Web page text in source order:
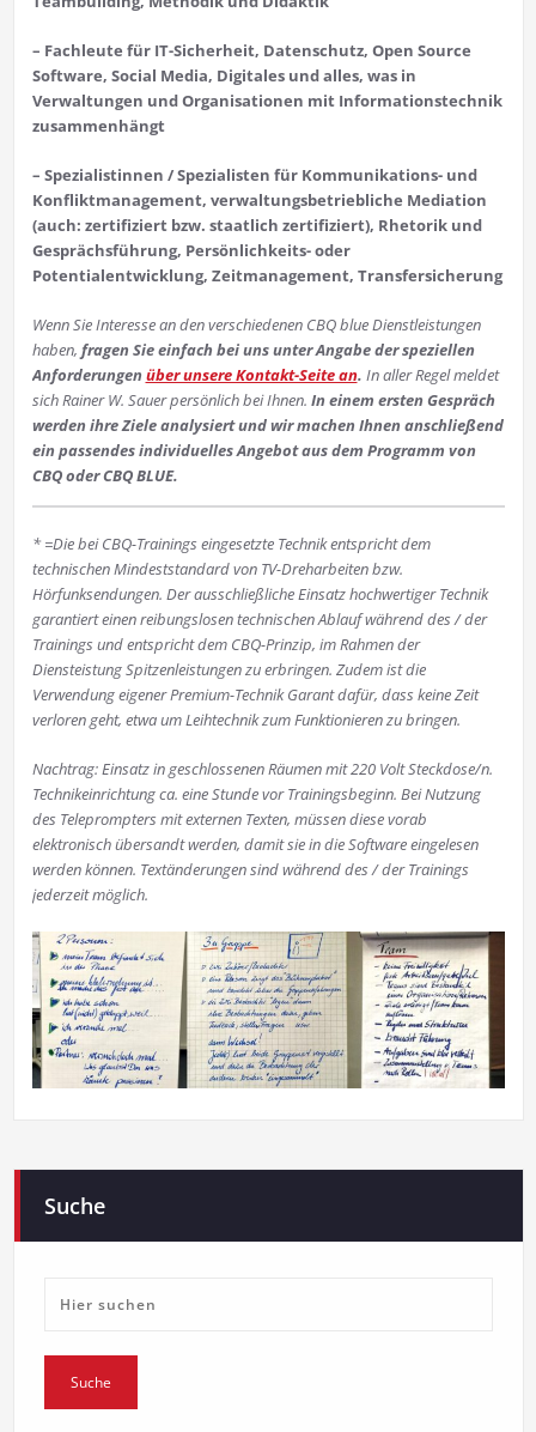
– Fachleute für IT-Sicherheit, Datenschutz, Open Source
Software, Social Media, Digitales und alles, was in
Verwaltungen und Organisationen mit Informationstechnik
zusammenhängt
– Spezialistinnen / Spezialisten für Kommunikations- und
Konfliktmanagement, verwaltungsbetriebliche Mediation
(auch: zertifiziert bzw. staatlich zertifiziert), Rhetorik und
Gesprächsführung, Persönlichkeits- oder
Potentialentwicklung, Zeitmanagement, Transfersicherung
Wenn Sie Interesse an den verschiedenen CBQ blue Dienstleistungen
haben, fragen Sie einfach bei uns unter Angabe der speziellen
Anforderungen über unsere Kontakt-Seite an. In aller Regel meldet
sich Rainer W. Sauer persönlich bei Ihnen. In einem ersten Gespräch
werden ihre Ziele analysiert und wir machen Ihnen anschließend
ein passendes individuelles Angebot aus dem Programm von
CBQ oder CBQ BLUE.
* =Die bei CBQ-Trainings eingesetzte Technik entspricht dem
technischen Mindeststandard von TV-Dreharbeiten bzw.
Hörfunksendungen. Der ausschließliche Einsatz hochwertiger Technik
garantiert einen reibungslosen technischen Ablauf während des / der
Trainings und entspricht dem CBQ-Prinzip, im Rahmen der
Diensteistung Spitzenleistungen zu erbringen. Zudem ist die
Verwendung eigener Premium-Technik Garant dafür, dass keine Zeit
verloren geht, etwa um Leihtechnik zum Funktionieren zu bringen.
Nachtrag: Einsatz in geschlossenen Räumen mit 220 Volt Steckdose/n.
Technikeinrichtung ca. eine Stunde vor Trainingsbeginn. Bei Nutzung
des Teleprompters mit externen Texten, müssen diese vorab
elektronisch übersandt werden, damit sie in die Software eingelesen
werden können. Textänderungen sind während des / der Trainings
jederzeit möglich.
Suche